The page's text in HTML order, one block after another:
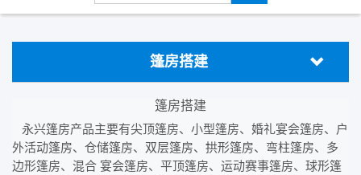
篷房搭建
篷房搭建
永兴篷房产品主要有尖顶篷房、小型篷房、婚礼宴会篷房、户
外活动篷房、仓储篷房、双层篷房、拱形篷房、弯柱篷房、多
边形篷房、混合 宴会篷房、平顶篷房、运动赛事篷房、球形篷